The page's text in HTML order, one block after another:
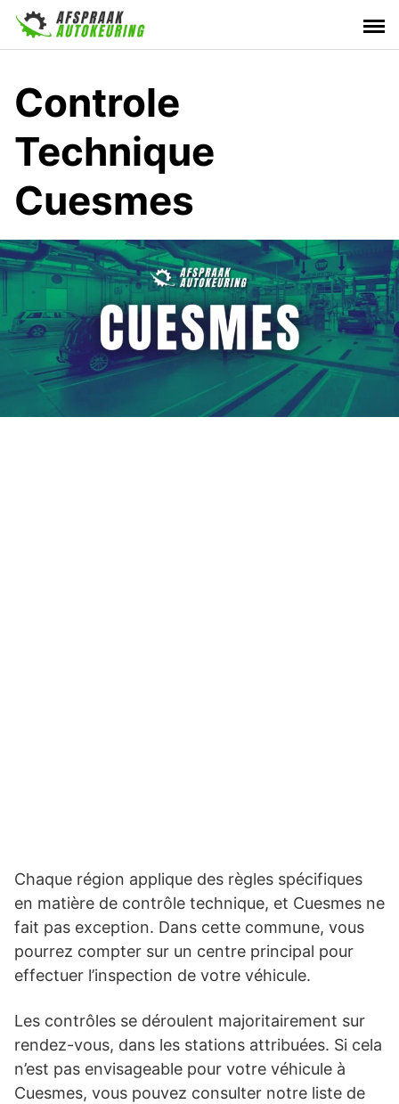
Skip
content
Controle
Technique
Cuesmes
Chaque région applique des règles spécifiques
en matière de contrôle technique, et Cuesmes ne
fait pas exception. Dans cette commune, vous
pourrez compter sur un centre principal pour
effectuer l’inspection de votre véhicule.
Les contrôles se déroulent majoritairement sur
rendez-vous, dans les stations attribuées. Si cela
n’est pas envisageable pour votre véhicule à
Cuesmes, vous pouvez consulter notre liste de